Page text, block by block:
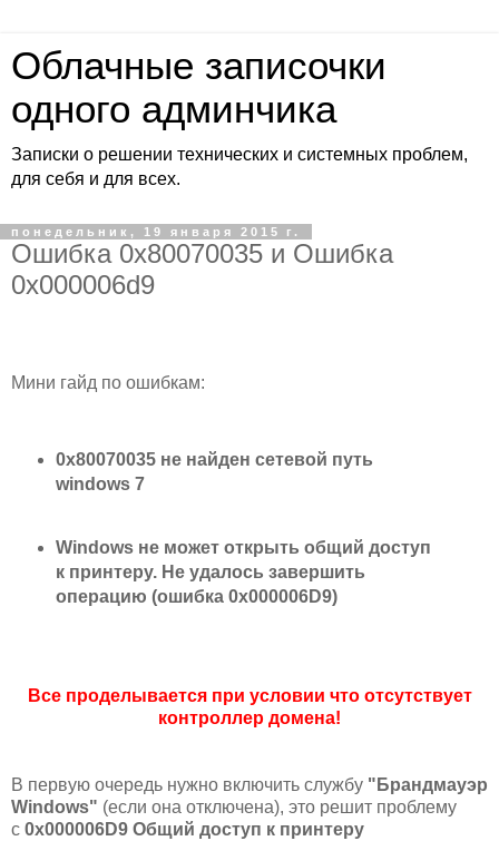
Облачные записочки
одного админчика
Записки о решении технических и системных проблем,
для себя и для всех.
понедельник, 19 января 2015 г.
Ошибка 0x80070035 и Ошибка
0x000006d9
Мини гайд по ошибкам:
0x80070035 не найден сетевой путь
windows 7
Windows не может открыть общий доступ
к принтеру. Не удалось завершить
операцию (ошибка 0x000006D9)
Все проделывается при условии что отсутствует
контроллер домена!
В первую очередь нужно включить службу "Брандмауэр
Windows" (если она отключена), это решит проблему
с 0x000006D9 Общий доступ к принтеру